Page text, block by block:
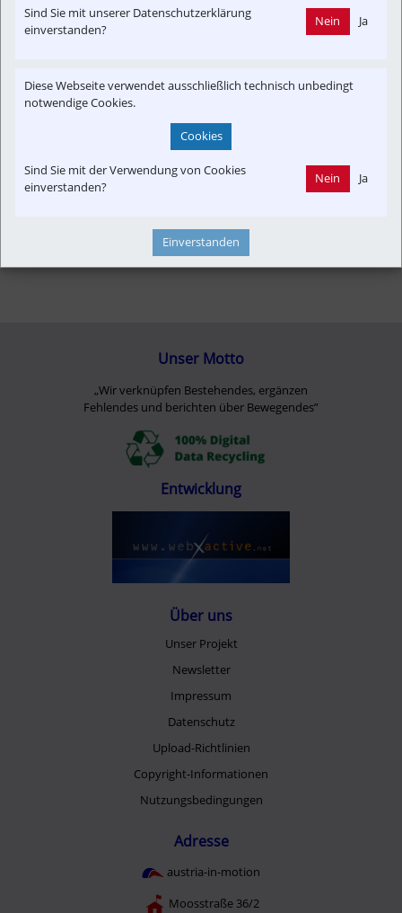
Newslink
Verkehrspolitik
Unser Motto
„Wir verknüpfen Bestehendes, ergänzen
Fehlendes und berichten über Bewegendes”
Entwicklung
Über uns
Unser Projekt
Newsletter
Impressum
Datenschutz
Upload-Richtlinien
Copyright-Informationen
Nutzungsbedingungen
Adresse
austria-in-motion
Moosstraße 36/2
Sind Sie mit unserer Datenschutzerklärung
einverstanden?
Nein Ja
Diese Webseite verwendet ausschließlich technisch unbedingt
notwendige Cookies.
Cookies
Sind Sie mit der Verwendung von Cookies
einverstanden?
Nein Ja
Einverstanden